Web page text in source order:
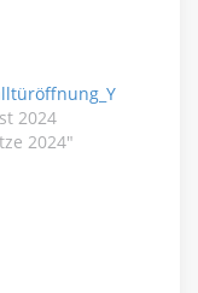
2024
2024"